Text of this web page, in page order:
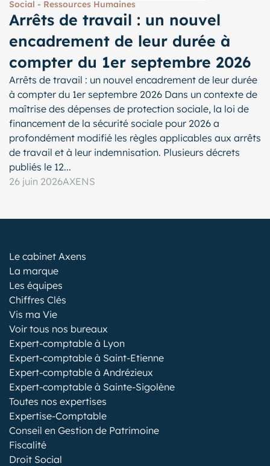
Social - Ressources Humaines
Arrêts de travail : un nouvel
encadrement de leur durée à
compter du 1er septembre 2026
Arrêts de travail : un nouvel encadrement de leur durée
à compter du 1er septembre 2026 Dans un contexte de
maîtrise des dépenses de protection sociale, la loi de
financement de la sécurité sociale pour 2026 a
profondément modifié les règles applicables aux arrêts
de travail et à leur indemnisation. Plusieurs décrets
publiés le 12...
26 juin 2026AXENS
Le cabinet Axens
La marque
Les équipes
Chiffres Clés
Vis ma Vie
Voir tous nos bureaux
Expert-comptable à Lyon
Expert-comptable à Saint-Etienne
Expert-comptable à Andrézieux
Expert-comptable à Sainte-Sigolène
Toutes nos expertises
Expertise-Comptable
Conseil en Gestion de Patrimoine
Fiscalité
Droit Social